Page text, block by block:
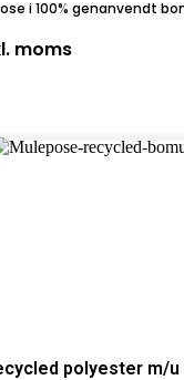
i 100% genanvendt
moms
polyester m/